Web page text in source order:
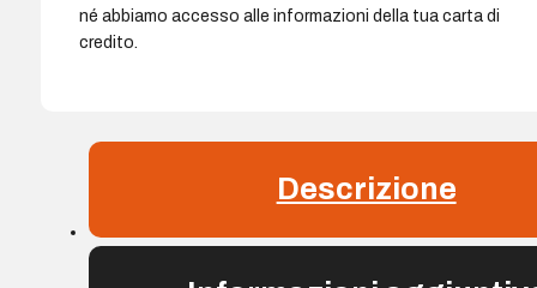
né abbiamo accesso alle informazioni della tua carta di
credito.
Descrizione